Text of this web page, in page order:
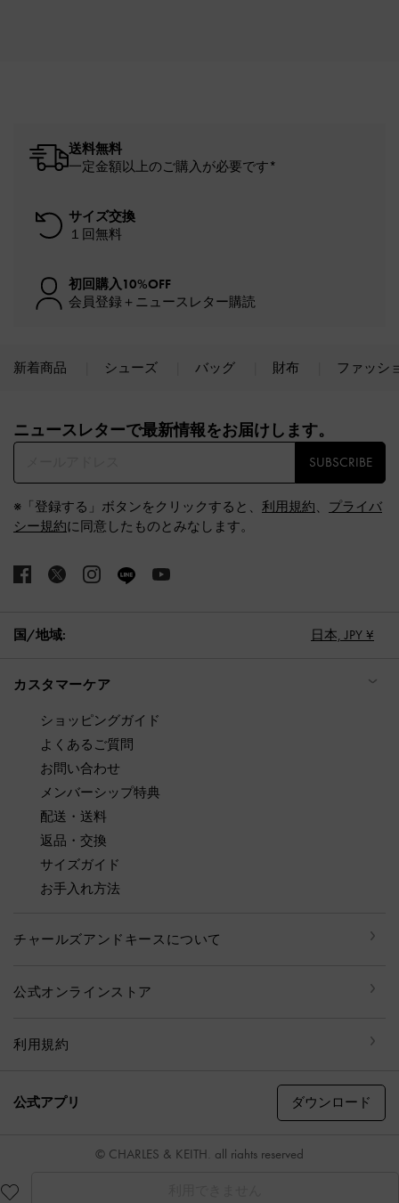
送料無料
一定金額以上のご購入が必要です*
サイズ交換
１回無料
初回購入10%OFF
会員登録＋ニュースレター購読
新着商品 シューズ バッグ 財布 ファッシ
ニュースレターで最新情報をお届けします。​
SUBSCRIBE
※「登録する」ボタンをクリックすると、 利用規約、 プライバ
シー規約に同意したものとみなします。
国/地域: 日本, JPY ¥
カスタマーケア
ショッピングガイド
よくあるご質問
お問い合わせ
メンバーシップ特典
配送・送料
返品・交換
サイズガイド
お手入れ方法
チャールズアンドキースについて
公式オンラインストア
利用規約
公式アプリ ダウンロード
© CHARLES & KEITH, all rights reserved